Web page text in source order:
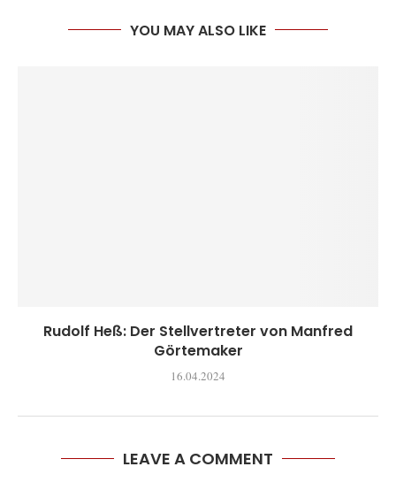
YOU MAY ALSO LIKE
Rudolf Heß: Der Stellvertreter von Manfred
Görtemaker
16.04.2024
LEAVE A COMMENT